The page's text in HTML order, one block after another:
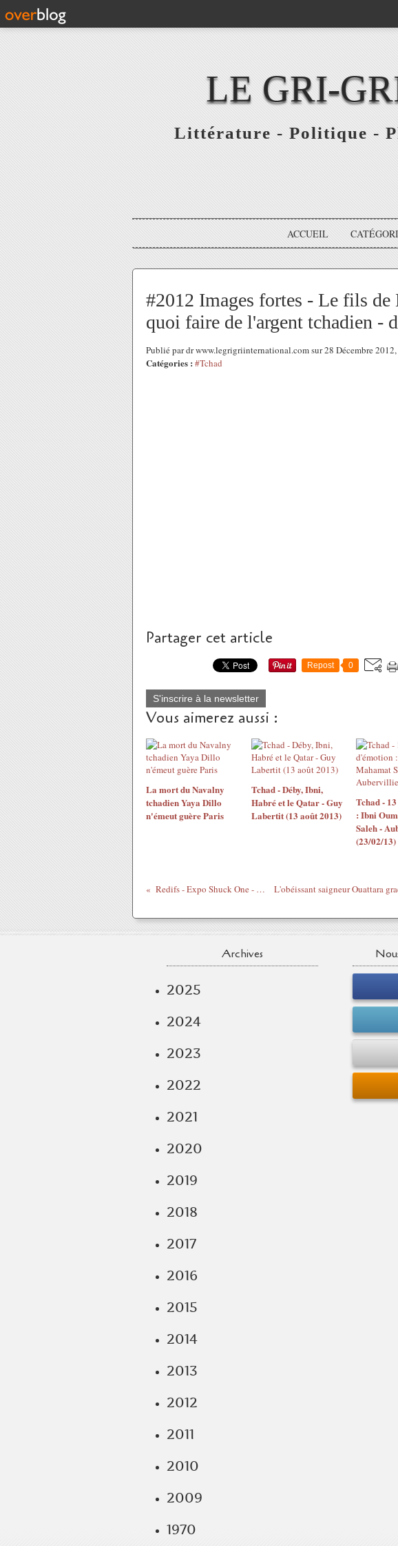
LE GRI-
Littérature - Politique -
ACCUEIL
#2012 Images fortes - Le fils
quoi faire de l'argent tchadien -
Publié par dr www.legrigriinternational.com sur 28 Décembre
Catégories : #Tchad
Partager cet article
Repost 0
S'inscrire à la newsletter
Vous aimerez aussi :
La mort du Navalny
tchadien Yaya Dillo
n'émeut guère Paris
Tchad - Déby, Ibni,
Habré et le Qatar - Guy
Labertit (13 août 2013)
Tchad -
: Ibni
Saleh -
(23/02/13)
Redifs - Expo Shuck One - 7 octobre 2010
Archives
2025
2024
2023
2022
2021
2020
2019
2018
2017
2016
2015
2014
2013
2012
2011
2010
2009
1970